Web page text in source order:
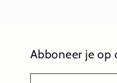
Abboneer je op